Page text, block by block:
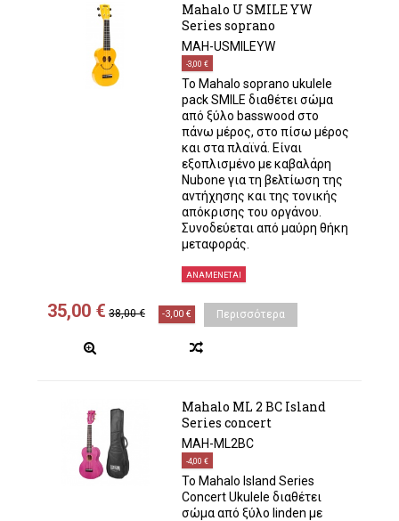
Mahalo U SMILE YW
Series soprano
MAH-USMILEYW
-3,00 €
Το Mahalo soprano ukulele
pack SMILE διαθέτει σώμα
από ξύλο basswood στο
πάνω μέρος, στο πίσω μέρος
και στα πλαϊνά. Είναι
εξοπλισμένο με καβαλάρη
Nubone για τη βελτίωση της
αντήχησης και της τονικής
απόκρισης του οργάνου.
Συνοδεύεται από μαύρη θήκη
μεταφοράς.
ΑΝΑΜΈΝΕΤΑΙ
35,00 € 38,00 € -3,00 € Περισσότερα
Mahalo ML 2 BC Island
Series concert
MAH-ML2BC
-4,00 €
Το Mahalo Island Series
Concert Ukulele διαθέτει
σώμα από ξύλο linden με